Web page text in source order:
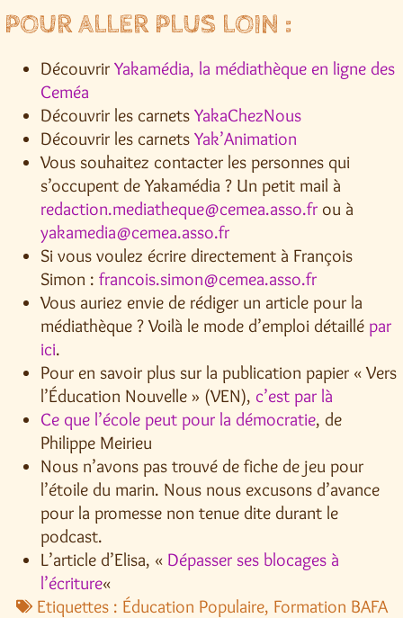
POUR ALLER PLUS LOIN :
Découvrir Yakamédia, la médiathèque en ligne des
Ceméa
Découvrir les carnets YakaChezNous
Découvrir les carnets Yak’Animation
Vous souhaitez contacter les personnes qui
s’occupent de Yakamédia ? Un petit mail à
redaction.mediatheque@cemea.asso.fr ou à
yakamedia@cemea.asso.fr
Si vous voulez écrire directement à François
Simon : francois.simon@cemea.asso.fr
Vous auriez envie de rédiger un article pour la
médiathèque ? Voilà le mode d’emploi détaillé par
ici.
Pour en savoir plus sur la publication papier « Vers
l’Éducation Nouvelle » (VEN), c’est par là
Ce que l’école peut pour la démocratie, de
Philippe Meirieu
Nous n’avons pas trouvé de fiche de jeu pour
l’étoile du marin. Nous nous excusons d’avance
pour la promesse non tenue dite durant le
podcast.
L’article d’Elisa, « Dépasser ses blocages à
l’écriture«
Etiquettes : Éducation Populaire, Formation BAFA